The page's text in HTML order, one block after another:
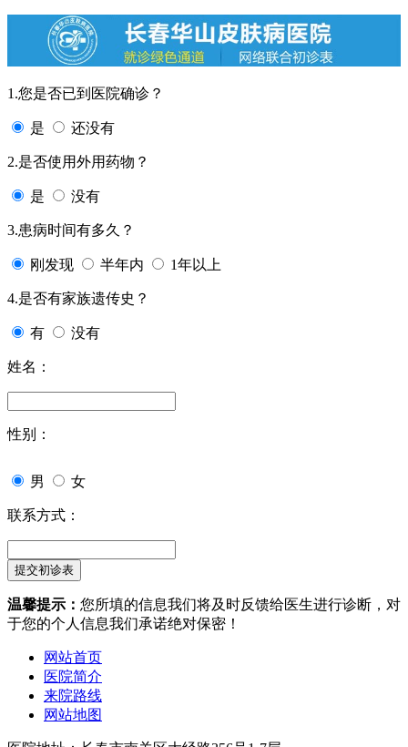
1.您是否已到医院确诊？
是 还没有
2.是否使用外用药物？
是 没有
3.患病时间有多久？
刚发现 半年内 1年以上
4.是否有家族遗传史？
有 没有
姓名：
性别：
男 女
联系方式：
温馨提示： 您所填的信息我们将及时反馈给医生进行诊断，对
于您的个人信息我们承诺绝对保密！
网站首页
医院简介
来院路线
网站地图